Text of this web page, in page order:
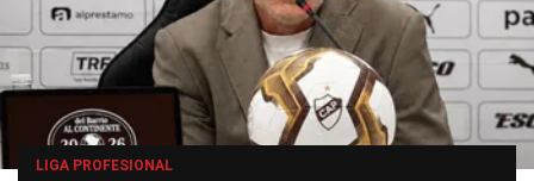
LIGA PROFESIONAL